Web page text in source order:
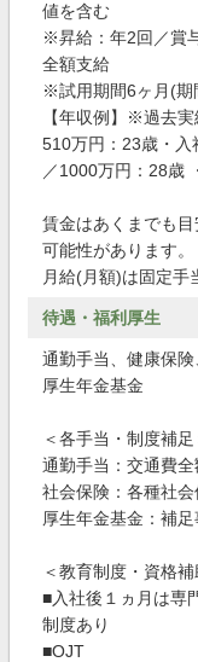
値を含む
※昇給：年2回／賞
全額支給
※試用期間6ヶ月(期
【年収例】※過去実
510万円：23歳・入
／1000万円：28歳
賃金はあくまでも
可能性があります。
月給(月額)は固定手
待遇・福利厚生
通勤手当、健康保険
厚生年金基金
＜各手当・制度補足
通勤手当：交通費全
社会保険：各種社
厚生年金基金：補足
＜教育制度・資格補
■入社後１ヵ月は専
制度あり
■OJT